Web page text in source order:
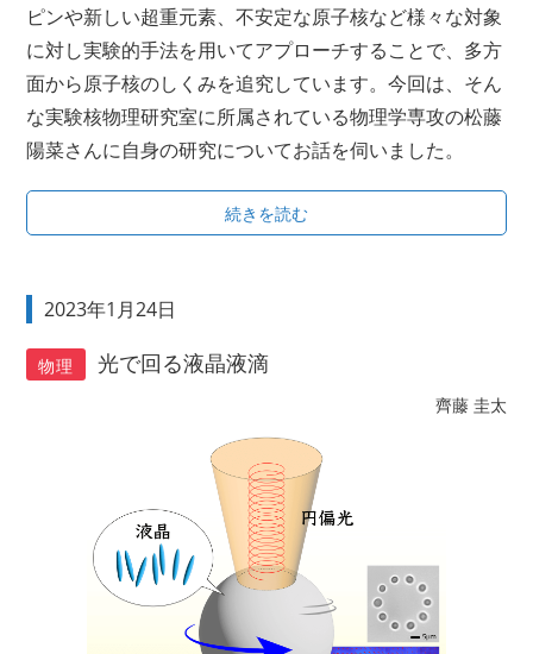
ピンや新しい超重元素、不安定な原子核など様々な対象
に対し実験的手法を用いてアプローチすることで、多方
面から原子核のしくみを追究しています。今回は、そん
な実験核物理研究室に所属されている物理学専攻の松藤
陽菜さんに自身の研究についてお話を伺いました。
続きを読む
2023年1月24日
物理 光で回る液晶液滴
齊藤 圭太